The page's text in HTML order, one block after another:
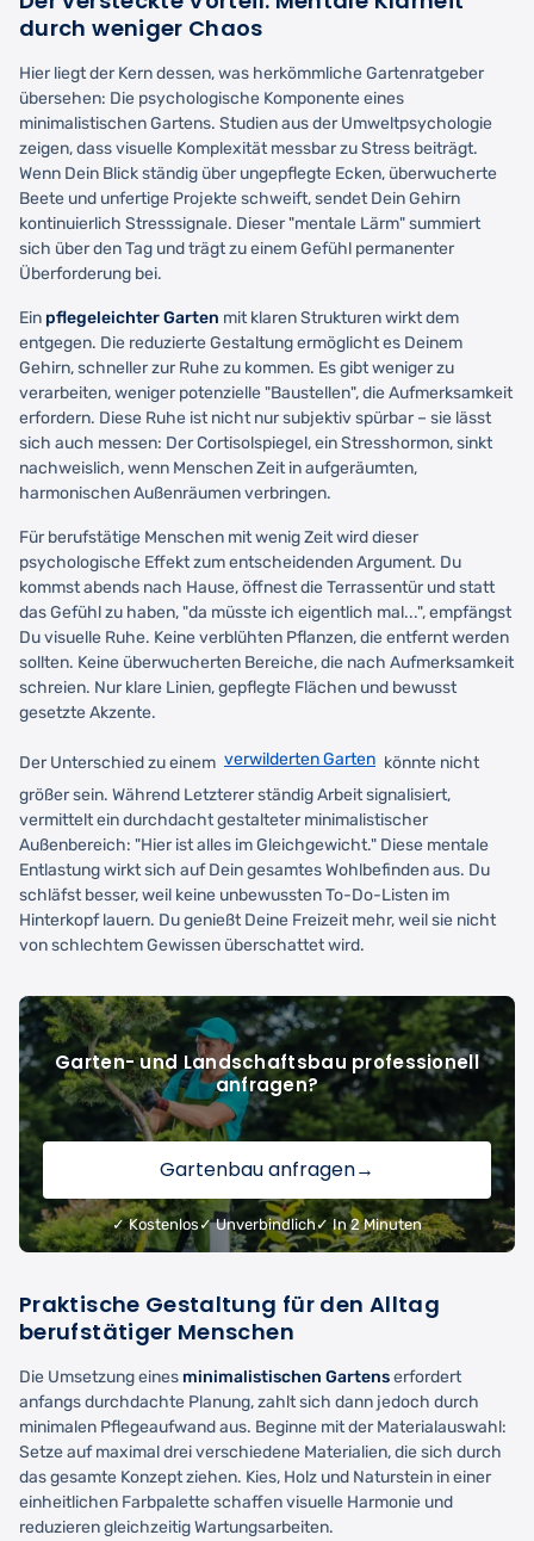
durch weniger Chaos
Hier liegt der Kern dessen, was herkömmliche Gartenratgeber
übersehen: Die psychologische Komponente eines
minimalistischen Gartens. Studien aus der Umweltpsychologie
zeigen, dass visuelle Komplexität messbar zu Stress beiträgt.
Wenn Dein Blick ständig über ungepflegte Ecken, überwucherte
Beete und unfertige Projekte schweift, sendet Dein Gehirn
kontinuierlich Stresssignale. Dieser "mentale Lärm" summiert
sich über den Tag und trägt zu einem Gefühl permanenter
Überforderung bei.
Ein pflegeleichter Garten mit klaren Strukturen wirkt dem
entgegen. Die reduzierte Gestaltung ermöglicht es Deinem
Gehirn, schneller zur Ruhe zu kommen. Es gibt weniger zu
verarbeiten, weniger potenzielle "Baustellen", die Aufmerksamkeit
erfordern. Diese Ruhe ist nicht nur subjektiv spürbar – sie lässt
sich auch messen: Der Cortisolspiegel, ein Stresshormon, sinkt
nachweislich, wenn Menschen Zeit in aufgeräumten,
harmonischen Außenräumen verbringen.
Für berufstätige Menschen mit wenig Zeit wird dieser
psychologische Effekt zum entscheidenden Argument. Du
kommst abends nach Hause, öffnest die Terrassentür und statt
das Gefühl zu haben, "da müsste ich eigentlich mal...", empfängst
Du visuelle Ruhe. Keine verblühten Pflanzen, die entfernt werden
sollten. Keine überwucherten Bereiche, die nach Aufmerksamkeit
schreien. Nur klare Linien, gepflegte Flächen und bewusst
gesetzte Akzente.
Der Unterschied zu einem verwilderten Garten könnte nicht
größer sein. Während Letzterer ständig Arbeit signalisiert,
vermittelt ein durchdacht gestalteter minimalistischer
Außenbereich: "Hier ist alles im Gleichgewicht." Diese mentale
Entlastung wirkt sich auf Dein gesamtes Wohlbefinden aus. Du
schläfst besser, weil keine unbewussten To-Do-Listen im
Hinterkopf lauern. Du genießt Deine Freizeit mehr, weil sie nicht
von schlechtem Gewissen überschattet wird.
Garten- und Landschaftsbau professionell
anfragen?
Gartenbau anfragen→
✓ Kostenlos ✓ Unverbindlich✓ In 2 Minuten
Praktische Gestaltung für den Alltag
berufstätiger Menschen
Die Umsetzung eines minimalistischen Gartenserfordert
anfangs durchdachte Planung, zahlt sich dann jedoch durch
minimalen Pflegeaufwand aus. Beginne mit der Materialauswahl:
Setze auf maximal drei verschiedene Materialien, die sich durch
das gesamte Konzept ziehen. Kies, Holz und Naturstein in einer
einheitlichen Farbpalette schaffen visuelle Harmonie und
reduzieren gleichzeitig Wartungsarbeiten.